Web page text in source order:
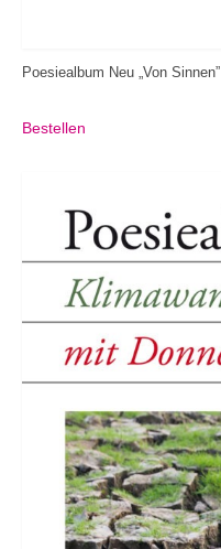
Poesiealbum Neu „Von Sinnen”
Bestellen